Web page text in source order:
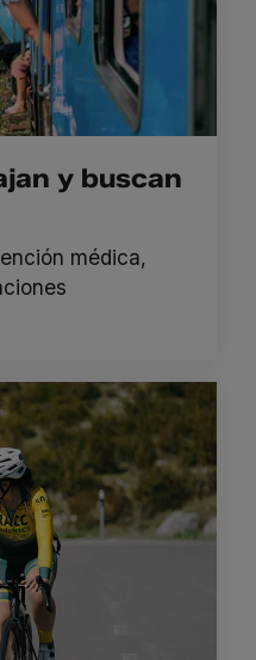
y buscan
médica,